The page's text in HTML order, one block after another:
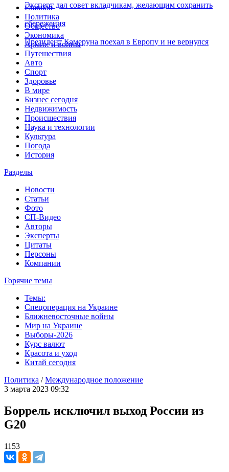
Эксперт дал совет вкладчикам, желающим сохранить
сбережения
Президент Камеруна поехал в Европу и не вернулся
Главная
Политика
Общество
Экономика
Армии и войны
Путешествия
Авто
Спорт
Здоровье
В мире
Бизнес сегодня
Недвижимость
Происшествия
Наука и технологии
Культура
Погода
История
Разделы
Новости
Статьи
Фото
СП-Видео
Авторы
Эксперты
Цитаты
Персоны
Компании
Горячие темы
Темы:
Спецоперация на Украине
Ближневосточные войны
Мир на Украине
Выборы-2026
Курс валют
Красота и уход
Китай сегодня
Политика /Международное положение
3 марта 2023 09:32
Боррель исключил выход России из
G20
1153